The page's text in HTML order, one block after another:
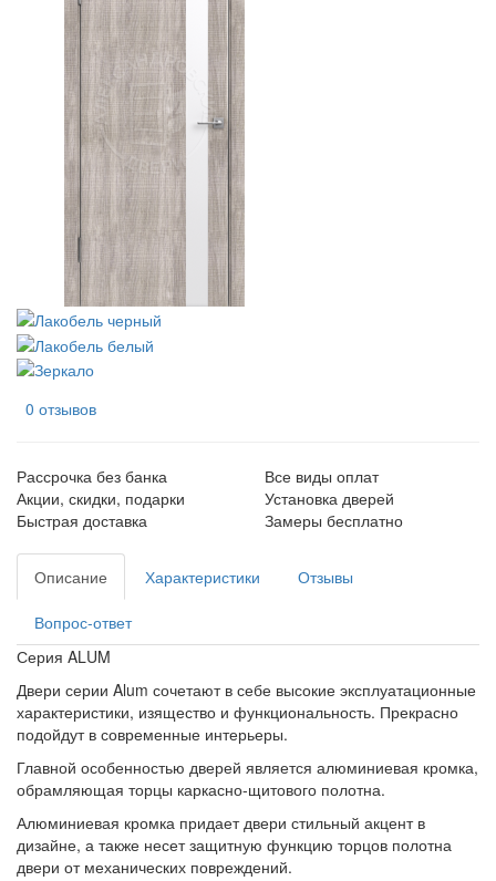
0 отзывов
Рассрочка без банка
Все виды оплат
Акции, скидки, подарки
Установка дверей
Быстрая доставка
Замеры бесплатно
Описание Характеристики Отзывы
Вопрос-ответ
Серия ALUM
Двери серии Alum сочетают в себе высокие эксплуатационные
характеристики, изящество и функциональность. Прекрасно
подойдут в современные интерьеры.
Главной особенностью дверей является алюминиевая кромка,
обрамляющая торцы каркасно-щитового полотна.
Алюминиевая кромка придает двери стильный акцент в
дизайне, а также несет защитную функцию торцов полотна
двери от механических повреждений.